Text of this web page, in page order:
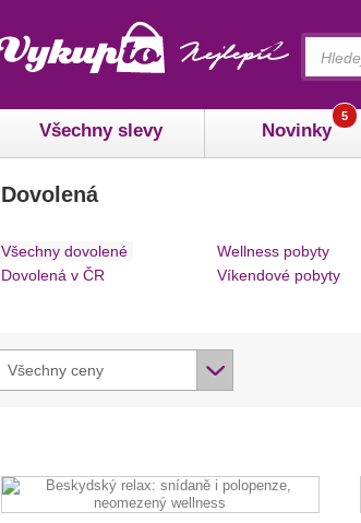
Všechny slevy Novinky
5
Dovolená
Všechny dovolené
Dovolená v ČR
Wellness pobyty
Víkendové pobyty
Všechny ceny